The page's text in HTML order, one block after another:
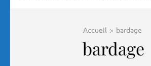
Accueil > bardage
bardage